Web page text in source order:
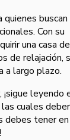
buscan
Con su
una casa de
de relajación,
a largo plazo.
¡sigue leyendo
cuales
debes tener en